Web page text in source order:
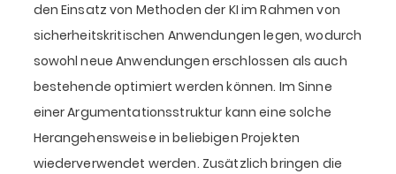
den Einsatz von Methoden der KI im Rahmen von
sicherheitskritischen Anwendungen legen, wodurch
sowohl neue Anwendungen erschlossen als auch
bestehende optimiert werden können. Im Sinne
einer Argumentationsstruktur kann eine solche
Herangehensweise in beliebigen Projekten
wiederverwendet werden. Zusätzlich bringen die